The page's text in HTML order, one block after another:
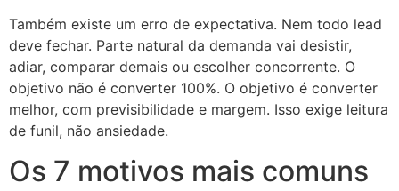
Também existe um erro de expectativa. Nem todo lead
deve fechar. Parte natural da demanda vai desistir,
adiar, comparar demais ou escolher concorrente. O
objetivo não é converter 100%. O objetivo é converter
melhor, com previsibilidade e margem. Isso exige leitura
de funil, não ansiedade.
Os 7 motivos mais comuns